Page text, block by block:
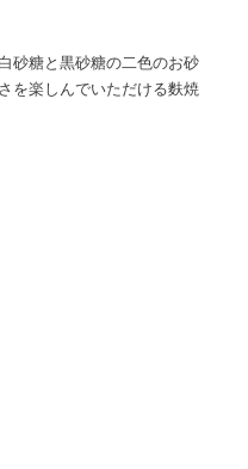
砂糖と黒砂糖の二色のお砂
を楽しんでいただける麩焼